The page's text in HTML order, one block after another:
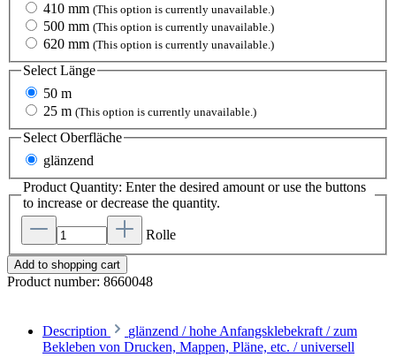
410 mm (This option is currently unavailable.)
500 mm (This option is currently unavailable.)
620 mm (This option is currently unavailable.)
SelectLänge
50 m
25 m (This option is currently unavailable.)
Select Oberfläche
glänzend
Product Quantity: Enter the desired amount or use the buttons
to increase or decrease the quantity.
Rolle
Add to shopping cart
Product number: 8660048
Description
glänzend / hohe Anfangsklebekraft / zum
Bekleben von Drucken, Mappen, Pläne, etc. / universell